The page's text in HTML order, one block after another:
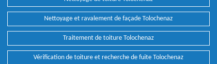
Nettoyage et ravalement de façade Tolochenaz
Traitement de toiture Tolochenaz
Vérification de toiture et recherche de fuite Tolochenaz